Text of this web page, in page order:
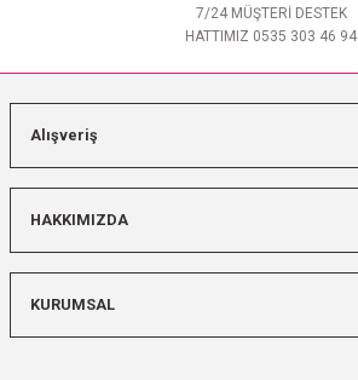
7/24 MÜŞTERİ DESTEK
HATTIMIZ 0535 303 46 94
Alışveriş
HAKKIMIZDA
KURUMSAL